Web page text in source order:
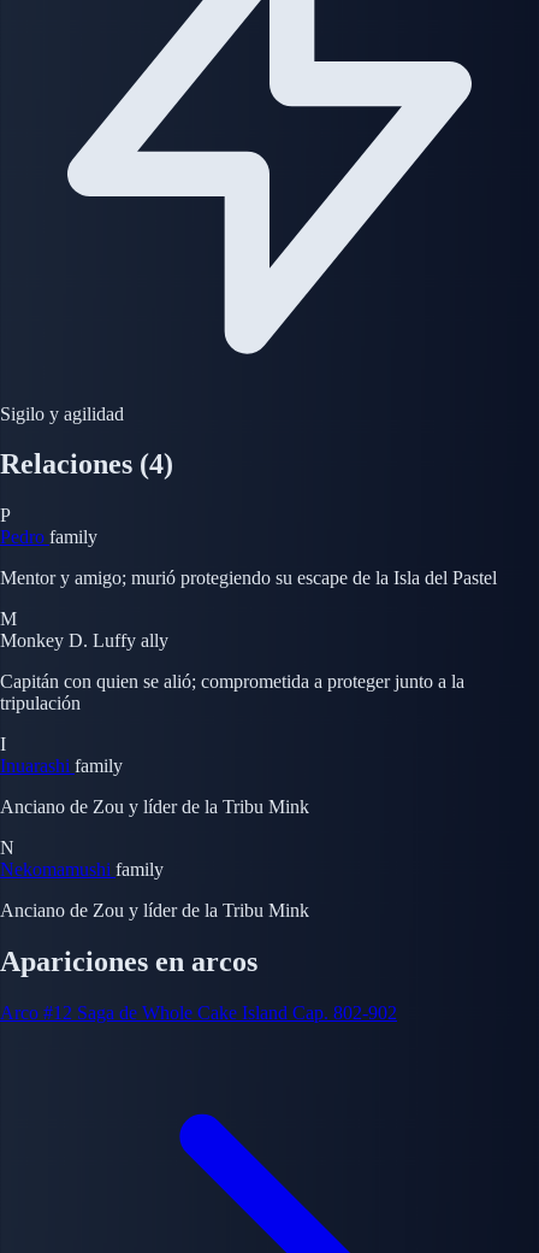
Sigilo y agilidad
Relaciones (4)
P
Pedro family
Mentor y amigo; murió protegiendo su escape de la Isla del Pastel
M
Monkey D. Luffy ally
Capitán con quien se alió; comprometida a proteger junto a la
tripulación
I
Inuarashi family
Anciano de Zou y líder de la Tribu Mink
N
Nekomamushi family
Anciano de Zou y líder de la Tribu Mink
Apariciones en arcos
Arco #12 Saga de Whole Cake Island Cap. 802-902